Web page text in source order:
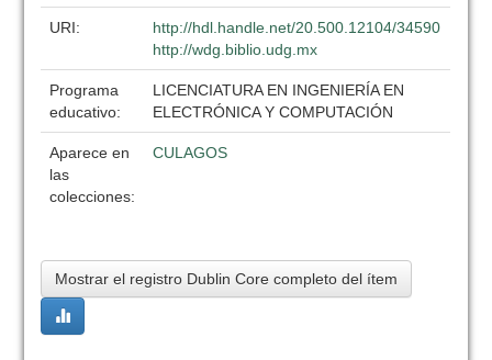
URI:
http://hdl.handle.net/20.500.12104/34590
http://wdg.biblio.udg.mx
Programa
educativo:
LICENCIATURA EN INGENIERÍA EN
ELECTRÓNICA Y COMPUTACIÓN
Aparece en
las
colecciones:
CULAGOS
Mostrar el registro Dublin Core completo del ítem